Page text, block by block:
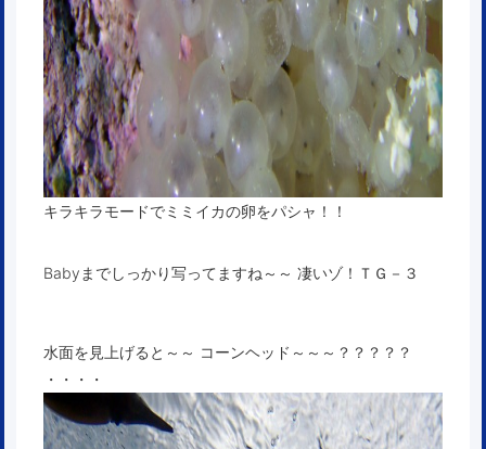
キラキラモードでミミイカの卵をパシャ！！
Babyまでしっかり写ってますね～～ 凄いゾ！ＴＧ－３
水面を見上げると～～ コーンヘッド～～～？？？？？
・・・・